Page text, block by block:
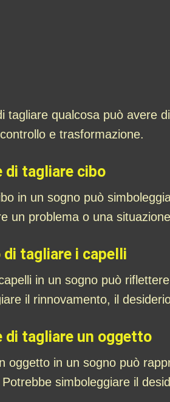
tagliare qualcosa può avere
e trasformazione.
di tagliare cibo
in un sogno può
un problema o una
di tagliare i capelli
in un sogno può
il rinnovamento, il
di tagliare un oggetto
oggetto in un sogno può
simboleggiare il